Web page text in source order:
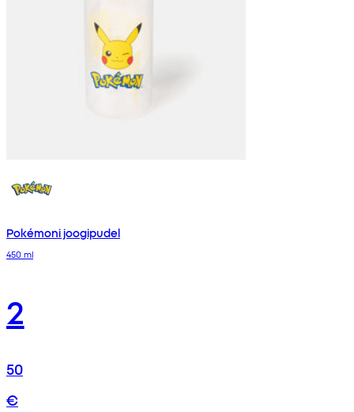
Pokémoni joogipudel
450 ml
2
50
€